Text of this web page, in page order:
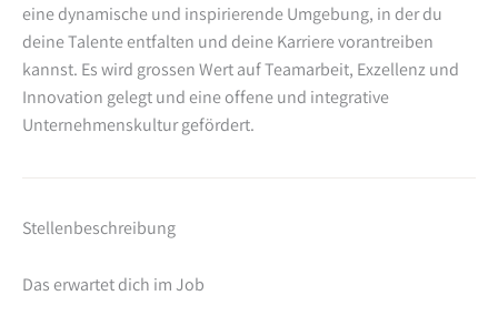
eine dynamische und inspirierende Umgebung, in der du
deine Talente entfalten und deine Karriere vorantreiben
kannst. Es wird grossen Wert auf Teamarbeit, Exzellenz und
Innovation gelegt und eine offene und integrative
Unternehmenskultur gefördert.
Stellenbeschreibung
Das erwartet dich im Job